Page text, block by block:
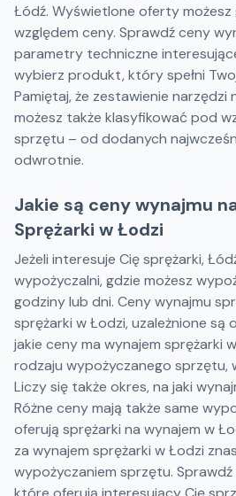
Łódź. Wyświetlone oferty
względem ceny. Sprawdź ceny
parametry techniczne
wybierz produkt, który spełni
Pamiętaj, że zestawienie narzędzi
możesz także klasyfikować pod
sprzętu – od dodanych
odwrotnie.
Jakie są ceny wynajmu
Sprężarki w Łodzi
Jeżeli interesuje Cię sprężarki,
wypożyczalni, gdzie możesz
godziny lub dni. Ceny wynajmu
sprężarki w Łodzi, uzależnione są
jakie ceny ma wynajem sprężarki
rodzaju wypożyczanego sprzętu,
Liczy się także okres, na jaki
Różne ceny mają także same
oferują sprężarki na wynajem w
za wynajem sprężarki w Łodzi
wypożyczaniem sprzętu.